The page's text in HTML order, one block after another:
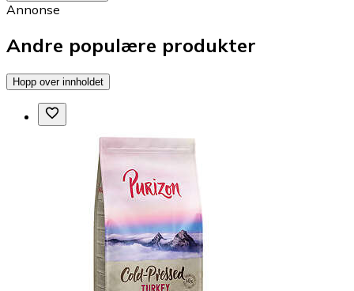
Annonse
Andre populære produkter
Hopp over innholdet